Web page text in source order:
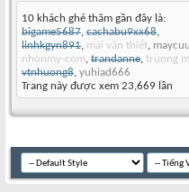
10 khách ghé thăm gần đây là:
bigame5687, cachabu9xx68,
linhkgyn891, mai văn thiết,
nhonmy-com, trandanne, truong
vtnhuong8, yuhiad666
Trang này được xem 23,669 lần